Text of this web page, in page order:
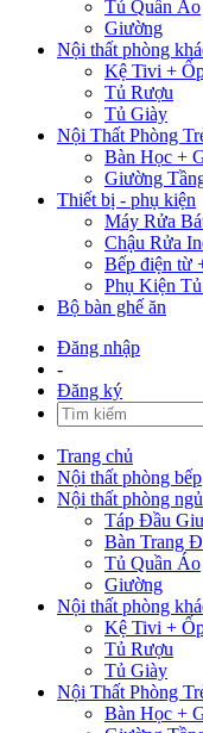
Tủ Quần Áo
Giường
Nội thất phòng
Kệ Tivi +
Tủ Rượu
Tủ Giày
Nội Thất Phòng
Bàn Học +
Giường
Thiết bị - phụ kiện
Máy Rửa
Chậu Rửa
Bếp điện từ
Phụ Kiện
Bộ bàn ghế ăn
Đăng nhập
-
Đăng ký
Trang chủ
Nội thất phòng bếp
Nội thất phòng ngủ
Táp Đầu
Bàn Trang
Tủ Quần Áo
Giường
Nội thất phòng
Kệ Tivi +
Tủ Rượu
Tủ Giày
Nội Thất Phòng
Bàn Học +